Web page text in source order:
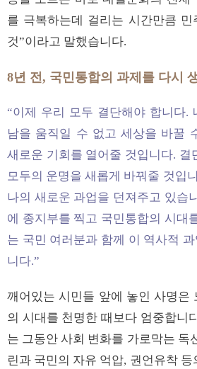
를 극복하는데 걸리는 시간만큼 민
것”이라고 말했습니다.
8년 전, 국민통합의 과제를 다시
“이제 우리 모두 결단해야 합니다.
남을 움직일 수 없고 세상을 바꿀
새로운 기회를 열어줄 것입니다. 결
모두의 운명을 새롭게 바꿔줄 것입
나의 새로운 과업을 던져주고 있습
에 종지부를 찍고 국민통합의 시대
는 국민 여러분과 함께 이 역사적
니다.”
깨어있는 시민들 앞에 놓인 사명은
의 시대를 천명한 때보다 엄중합니
는 그동안 사회 변화를 가로막는 독
린과 국민의 자유 억압, 권언유착